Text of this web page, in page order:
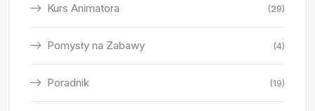
Kurs Animatora (29)
Pomysły na Zabawy (4)
Poradnik (19)